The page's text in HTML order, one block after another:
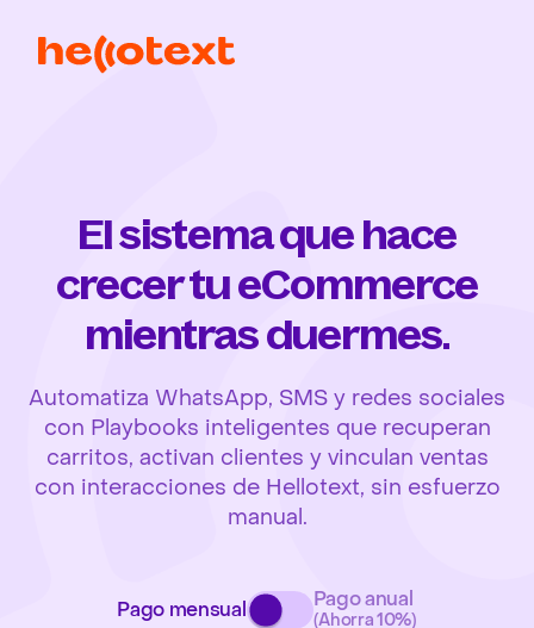
El sistema que hace
crecer tu eCommerce
mientras duermes.
Automatiza WhatsApp, SMS y redes sociales
con Playbooks inteligentes que recuperan
carritos, activan clientes y vinculan ventas
con interacciones de Hellotext, sin esfuerzo
manual.
Pago mensual Pago anual
(Ahorra 10%)